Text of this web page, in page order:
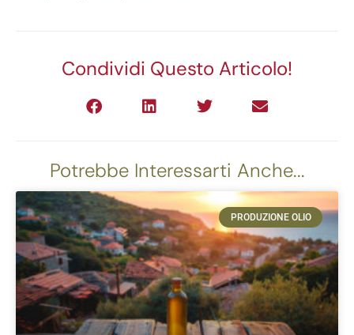
Condividi Questo Articolo!
Potrebbe Interessarti Anche...
PRODUZIONE OLIO